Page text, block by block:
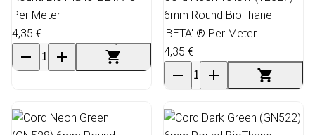
Per Meter
4,35 €
6mm Round BioThane
'BETA' ® Per Meter
4,35 €